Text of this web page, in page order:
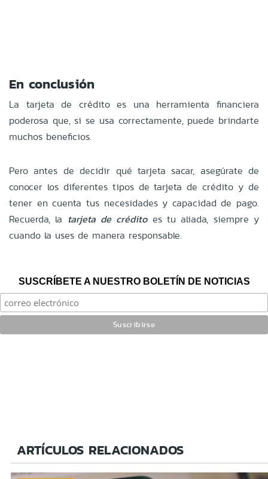
En conclusión
La tarjeta de crédito es una herramienta financiera
poderosa que, si se usa correctamente, puede brindarte
muchos beneficios.
Pero antes de decidir qué tarjeta sacar, asegúrate de
conocer los diferentes tipos de tarjeta de crédito y de
tener en cuenta tus necesidades y capacidad de pago.
Recuerda, la tarjeta de créditoes tu aliada, siempre y
cuando la uses de manera responsable.
SUSCRÍBETE A NUESTRO BOLETÍN DE NOTICIAS
ARTÍCULOS RELACIONADOS